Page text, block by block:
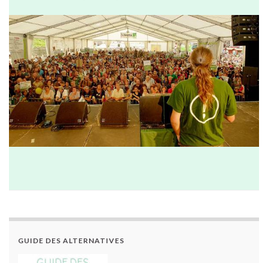
GUIDE DES ALTERNATIVES